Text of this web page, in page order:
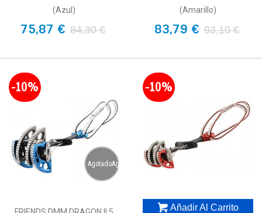
(azul)
75,87 € 84,30 €
(amarillo)
83,79 € 93,10 €
AgotadoAgotado
-10% -10%
Añadir Al Carrito